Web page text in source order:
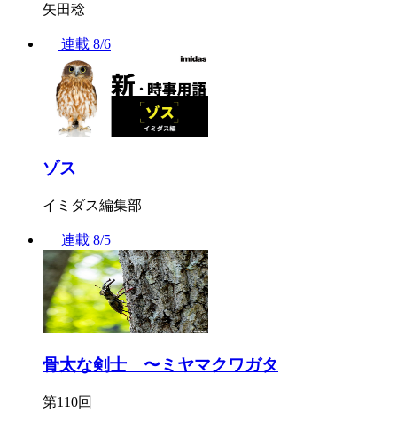
矢田稔
連載 8/6
ゾス
イミダス編集部
連載 8/5
骨太な剣士 〜ミヤマクワガタ
第110回